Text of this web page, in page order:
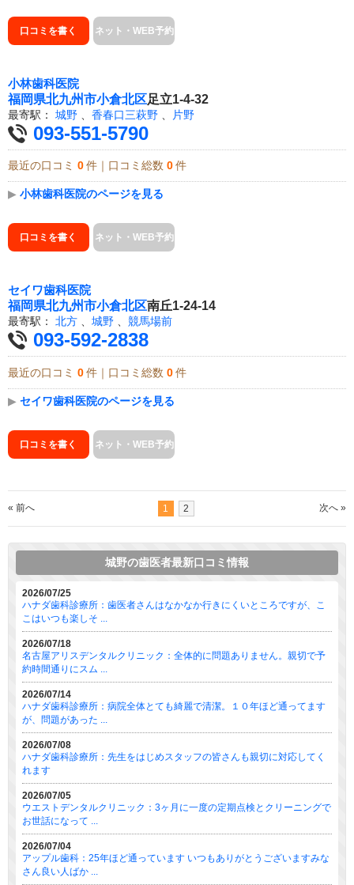
口コミを書く ネット・WEB予約
小林歯科医院
福岡県北九州市小倉北区足立1-4-32
最寄駅： 城野 香春口三萩野 片野
093-551-5790
最近の口コミ 0 件｜口コミ総数 0 件
▶ 小林歯科医院のページを見る
口コミを書く ネット・WEB予約
セイワ歯科医院
福岡県北九州市小倉北区南丘1-24-14
最寄駅： 北方 、 城野 、 競馬場前
093-592-2838
最近の口コミ 0 件｜口コミ総数 0 件
▶ セイワ歯科医院のページを見る
口コミを書く ネット・WEB予約
« 前へ 1 2 次へ »
城野の歯医者最新口コミ情報
2026/07/25
ハナダ歯科診療所：歯医者さんはなかなか行きにくいところですが、こ
こはいつも楽しそ ...
2026/07/18
名古屋アリスデンタルクリニック：全体的に問題ありません。親切で予
約時間通りにスム ...
2026/07/14
ハナダ歯科診療所：病院全体とても綺麗で清潔。１０年ほど通ってます
が、問題があった ...
2026/07/08
ハナダ歯科診療所：先生をはじめスタッフの皆さんも親切に対応してく
れます
2026/07/05
ウエストデンタルクリニック：3ヶ月に一度の定期点検とクリーニングで
お世話になって ...
2026/07/04
アップル歯科：25年ほど通っています いつもありがとうございますみな
さん良い人ばか ...